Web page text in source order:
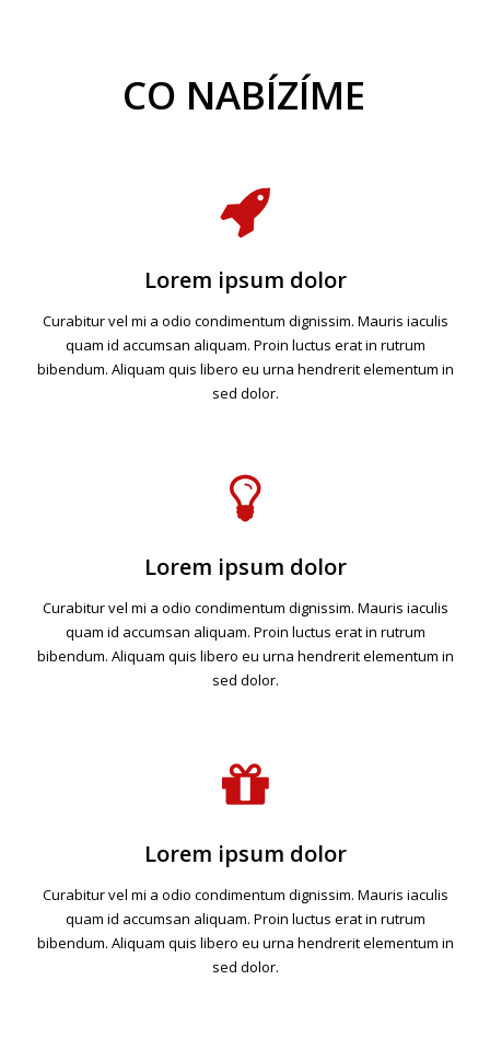
CO NABÍZÍME
Lorem ipsum dolor
Curabitur vel mi a odio condimentum dignissim. Mauris iaculis
quam id accumsan aliquam. Proin luctus erat in rutrum
bibendum. Aliquam quis libero eu urna hendrerit elementum in
sed dolor.
Lorem ipsum dolor
Curabitur vel mi a odio condimentum dignissim. Mauris iaculis
quam id accumsan aliquam. Proin luctus erat in rutrum
bibendum. Aliquam quis libero eu urna hendrerit elementum in
sed dolor.
Lorem ipsum dolor
Curabitur vel mi a odio condimentum dignissim. Mauris iaculis
quam id accumsan aliquam. Proin luctus erat in rutrum
bibendum. Aliquam quis libero eu urna hendrerit elementum in
sed dolor.